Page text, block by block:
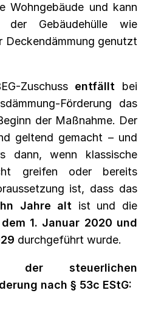
und kann
Gebäudehülle wie
Deckendämmung genutzt
Zuschuss entfällt bei
Förderung das
der Maßnahme. Der
geltend gemacht – und
dann, wenn klassische
greifen oder bereits
ist, dass das
Jahre alt ist und die
1. Januar 2020 und
durchgeführt wurde.
steuerlichen
nach § 53c EStG: